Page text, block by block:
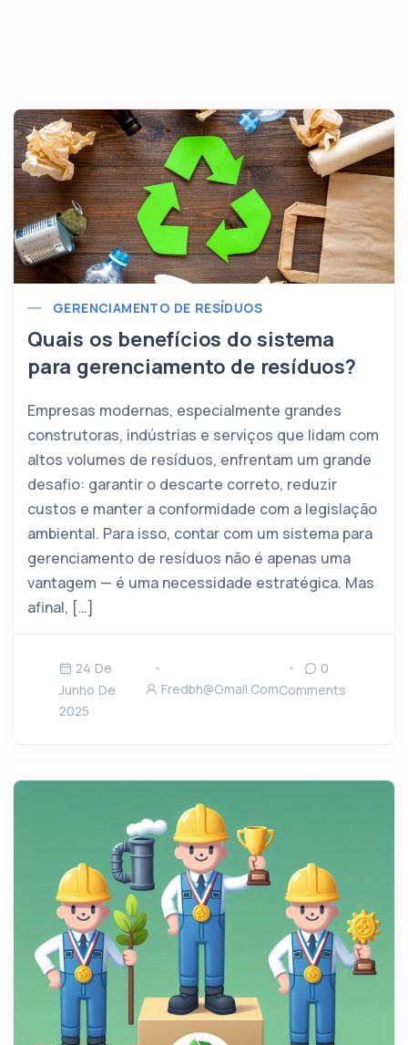
GERENCIAMENTO DE RESÍDUOS
Quais os benefícios do sistema
para gerenciamento de resíduos?
Empresas modernas, especialmente grandes
construtoras, indústrias e serviços que lidam com
altos volumes de resíduos, enfrentam um grande
desafio: garantir o descarte correto, reduzir
custos e manter a conformidade com a legislação
ambiental. Para isso, contar com um sistema para
gerenciamento de resíduos não é apenas uma
vantagem — é uma necessidade estratégica. Mas
afinal, […]
24 De
Junho De
2025
Fredbh@gmail.com
0
Comments